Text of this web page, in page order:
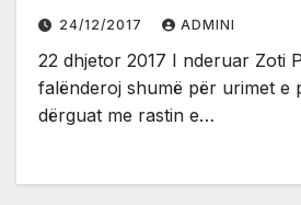
24/12/2017 ADMINI
22 dhjetor 2017 I nderuar Zoti
falënderoj shumë për urimet e
dërguat me rastin e…